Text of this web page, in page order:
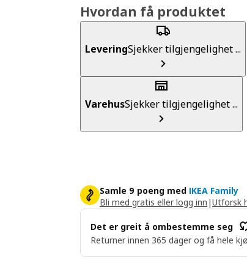
Hvordan få produktet
LeveringSjekker tilgjengelighet ...
VarehusSjekker tilgjengelighet ...
Samle 9 poeng med IKEA Family
Bli med gratis eller logg inn |Utforsk
Det er greit å ombestemme seg
Returner innen 365 dager og få hele